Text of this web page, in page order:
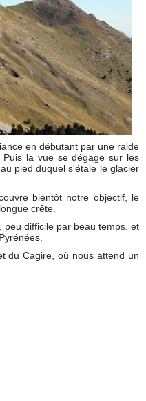
en débutant par une raide
la vue se dégage sur les
pied duquel s'étale le glacier
bientôt notre objectif, le
crête.
difficile par beau temps, et
du Cagire, où nous attend un